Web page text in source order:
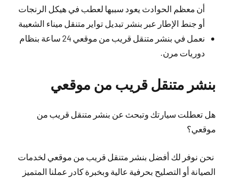
أن معظم الحوادث يعود سببها لعطب في هيكل الرنجات
أو جنط الإطار عبر بنشر تبديل تواير متنقل ميناء الشعيبة
نعمل في بنشر متنقل قريب من موقعي 24 ساعة بنظام
دوريات مرن.
بنشر متنقل قريب من موقعي
هل تعطلت سيارتك وتبحث عن بنشر متنقل قريب من
موقعي؟
نحن نوفر لك أفضل بنشر متنقل قريب من موقعي لخدمات
الصيانة أو التصليح بحرفية عالية وبخبرة كادر عملنا المتميز